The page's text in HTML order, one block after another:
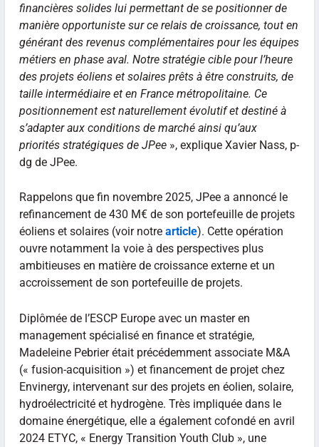
financières solides lui permettant de se positionner de
manière opportuniste sur ce relais de croissance, tout en
générant des revenus complémentaires pour les équipes
métiers en phase aval. Notre stratégie cible pour l’heure
des projets éoliens et solaires prêts à être construits, de
taille intermédiaire et en France métropolitaine. Ce
positionnement est naturellement évolutif et destiné à
s’adapter aux conditions de marché ainsi qu’aux
priorités stratégiques de JPee », explique Xavier Nass, p-
dg de JPee.
Rappelons que fin novembre 2025, JPee a annoncé le
refinancement de 430 M€ de son portefeuille de projets
éoliens et solaires (voir notre article). Cette opération
ouvre notamment la voie à des perspectives plus
ambitieuses en matière de croissance externe et un
accroissement de son portefeuille de projets.
Diplômée de l’ESCP Europe avec un master en
management spécialisé en finance et stratégie,
Madeleine Pebrier était précédemment associate M&A
(« fusion-acquisition ») et financement de projet chez
Envinergy, intervenant sur des projets en éolien, solaire,
hydroélectricité et hydrogène. Très impliquée dans le
domaine énergétique, elle a également cofondé en avril
2024 ETYC, « Energy Transition Youth Club », une